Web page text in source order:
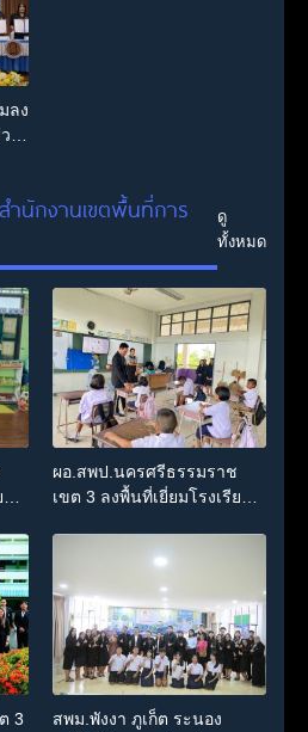
ลง
นักงานเขตพื้นที่การ
ดู
ทั้งหมด
น
ผอ.สพป.นครศรีธรรมราช
เขต 3 ลงพื้นที่เยี่ยมโรงเรียน
3
สพม.พังงา ภูเก็ต ระนอง